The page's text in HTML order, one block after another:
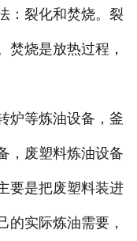
：裂化和焚烧。裂
焚烧是放热过程，
等炼油设备，釜
，废塑料炼油设备
要是把废塑料装进
的实际炼油需要，